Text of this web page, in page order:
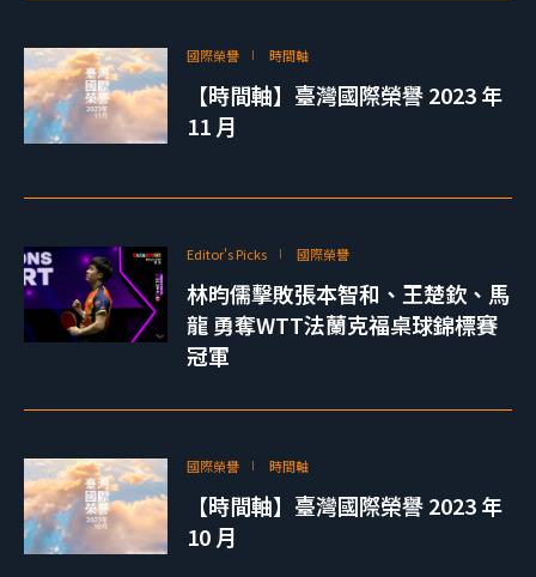
國際榮譽 時間軸
【時間軸】臺灣國際榮譽 2023 年
11 月
Editor's Picks 國際榮譽
林昀儒擊敗張本智和、王楚欽、馬
龍 勇奪WTT法蘭克福桌球錦標賽
冠軍
國際榮譽 時間軸
【時間軸】臺灣國際榮譽 2023 年
10 月